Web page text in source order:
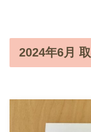
2024年6月